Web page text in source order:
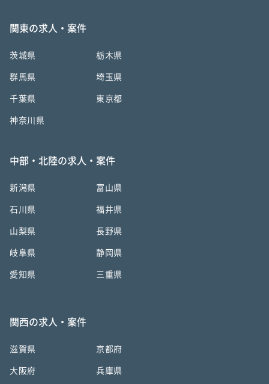
関東の求人・案件
茨城県 栃木県
群馬県 埼玉県
千葉県 東京都
神奈川県
中部・北陸の求人・案件
新潟県 富山県
石川県 福井県
山梨県 長野県
岐阜県 静岡県
愛知県 三重県
関西の求人・案件
滋賀県 京都府
大阪府 兵庫県